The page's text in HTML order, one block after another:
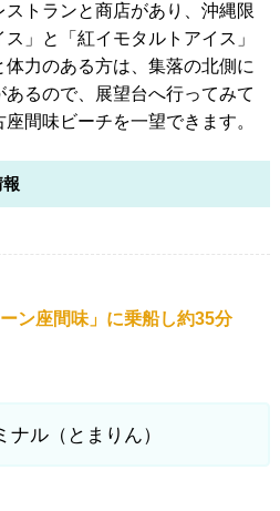
トランと商店があり、沖縄限
」と「紅イモタルトアイス」
力のある方は、集落の北側に
るので、展望台へ行ってみて
間味ビーチを一望できます。
報
ン座間味」に乗船し約35分
ル（とまりん）